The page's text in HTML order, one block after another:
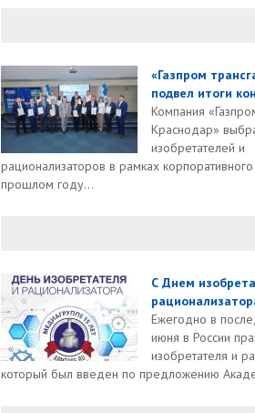
«Газпром
подвел итоги
Компания
Краснодар»
изобретателей и
рационализаторов в рамках корпоративного
прошлом году...
С Днем
Ежегодно в
июня в России
изобретателя и
который был введен по предложению